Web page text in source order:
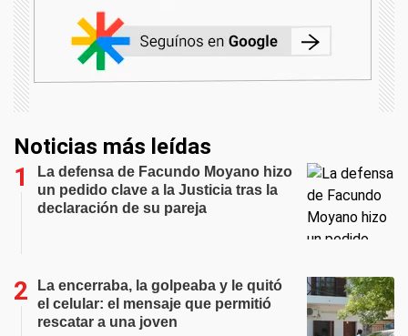
Noticias más leídas
La defensa de Facundo Moyano hizo
un pedido clave a la Justicia tras la
declaración de su pareja
La encerraba, la golpeaba y le quitó
el celular: el mensaje que permitió
rescatar a una joven